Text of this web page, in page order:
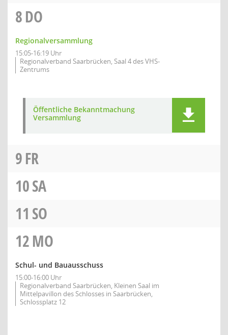
8DO
Regionalversammlung
15:05-16:19 Uhr
Regionalverband Saarbrücken, Saal 4 des VHS-
Zentrums
Öffentliche Bekanntmachung
Versammlung
9FR
10SA
11 SO
12MO
Schul- und Bauausschuss
15:00-16:00 Uhr
Regionalverband Saarbrücken, Kleinen Saal im
Mittelpavillon des Schlosses in Saarbrücken,
Schlossplatz 12